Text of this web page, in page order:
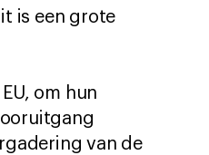
is een grote
om hun
van de